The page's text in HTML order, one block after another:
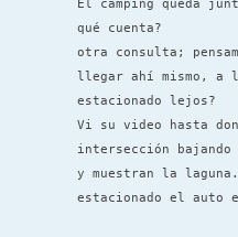
El camping queda
qué cuenta?
otra consulta;
llegar ahí mismo, a
estacionado lejos?
Vi su video hasta
intersección
y muestran la
estacionado el auto